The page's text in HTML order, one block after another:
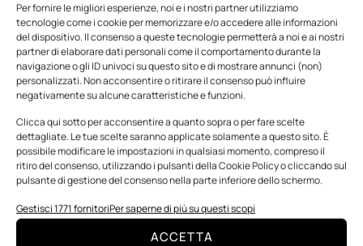
Per fornire le migliori esperienze, noi e i nostri partner utilizziamo
tecnologie come i cookie per memorizzare e/o accedere alle informazioni
del dispositivo. Il consenso a queste tecnologie permetterà a noi e ai nostri
partner di elaborare dati personali come il comportamento durante la
navigazione o gli ID univoci su questo sito e di mostrare annunci (non)
personalizzati. Non acconsentire o ritirare il consenso può influire
negativamente su alcune caratteristiche e funzioni.
Clicca qui sotto per acconsentire a quanto sopra o per fare scelte
dettagliate. Le tue scelte saranno applicate solamente a questo sito. È
possibile modificare le impostazioni in qualsiasi momento, compreso il
ritiro del consenso, utilizzando i pulsanti della Cookie Policy o cliccando sul
pulsante di gestione del consenso nella parte inferiore dello schermo.
Gestisci 1771 fornitoriPer saperne di più su questi scopi
ACCETTA
n.5 - Giugno 2026 n.4 - Maggio 2026 n.3 - Aprile 2026
Edicola Web
Notizie da Meccanicanews
O-Ring, tecnica e applicazioni